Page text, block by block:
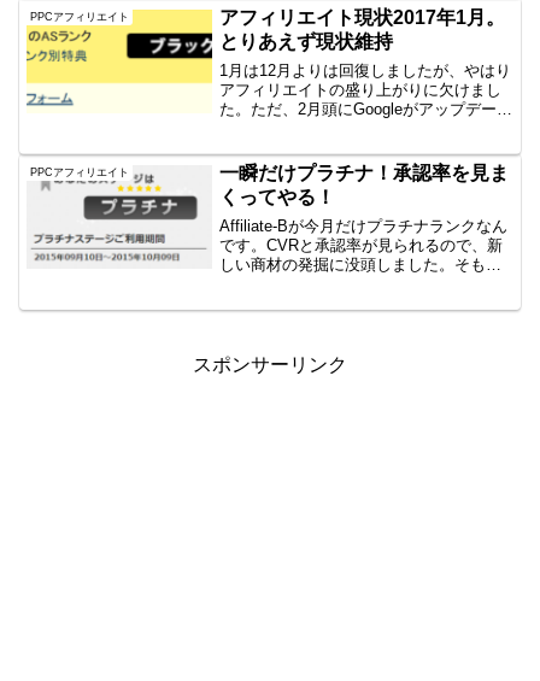
た。PPCよりSEOサイトの記事を少し入
れたりしました。...
PPCアフィリエイト
アフィリエイト現状2017年1月。
とりあえず現状維持
1月は12月よりは回復しましたが、やはり
アフィリエイトの盛り上がりに欠けまし
た。ただ、2月頭にGoogleがアップデート
るかなぁと思っていますよ。毎月恒例の
アフィリエ...
PPCアフィリエイト
一瞬だけプラチナ！承認率を見ま
くってやる！
Affiliate-Bが今月だけプラチナランクなん
です。CVRと承認率が見られるので、新
しい商材の発掘に没頭しました。そもそ
スポンサーリンク